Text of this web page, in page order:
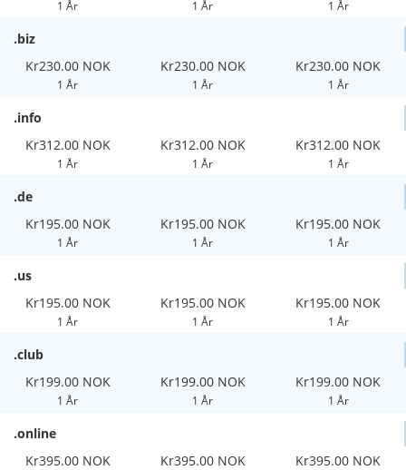
1 År 1 År 1 År
.biz
Kr230.00 NOK
1 År
Kr230.00 NOK
1 År
Kr230.00 NOK
1 År
.info
Kr312.00 NOK
1 År
Kr312.00 NOK
1 År
Kr312.00 NOK
1 År
.de
Kr195.00 NOK
1 År
Kr195.00 NOK
1 År
Kr195.00 NOK
1 År
.us
Kr195.00 NOK
1 År
Kr195.00 NOK
1 År
Kr195.00 NOK
1 År
.club
Kr199.00 NOK
1 År
Kr199.00 NOK
1 År
Kr199.00 NOK
1 År
.online
Kr395.00 NOK
Kr395.00 NOK Kr395.00 NOK